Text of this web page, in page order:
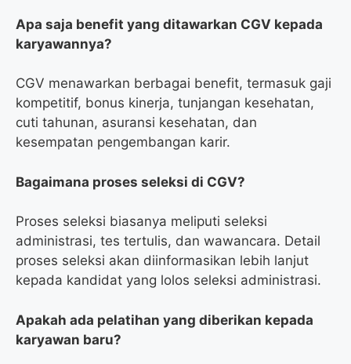
Apa saja benefit yang ditawarkan CGV kepada
karyawannya?
CGV menawarkan berbagai benefit, termasuk gaji
kompetitif, bonus kinerja, tunjangan kesehatan,
cuti tahunan, asuransi kesehatan, dan
kesempatan pengembangan karir.
Bagaimana proses seleksi di CGV?
Proses seleksi biasanya meliputi seleksi
administrasi, tes tertulis, dan wawancara. Detail
proses seleksi akan diinformasikan lebih lanjut
kepada kandidat yang lolos seleksi administrasi.
Apakah ada pelatihan yang diberikan kepada
karyawan baru?